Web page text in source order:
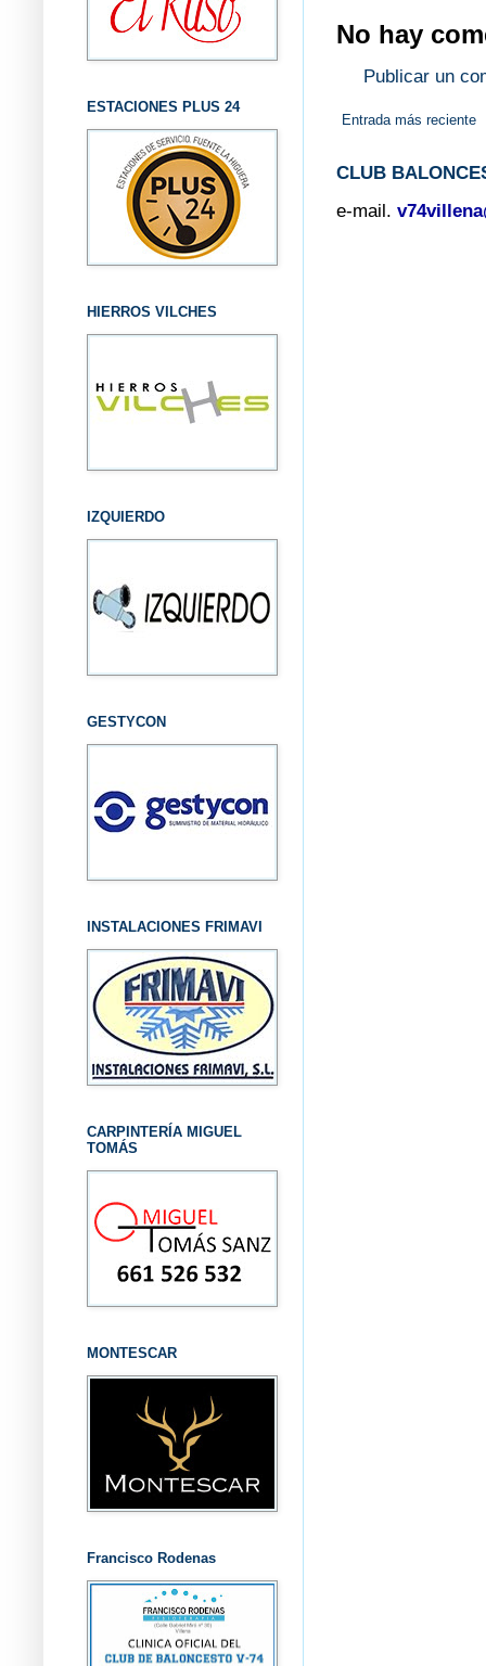
No hay
Publicar un
Entrada más reciente
CLUB
e-mail.
ESTACIONES PLUS 24
HIERROS VILCHES
IZQUIERDO
GESTYCON
INSTALACIONES FRIMAVI
CARPINTERÍA MIGUEL
TOMÁS
MONTESCAR
Francisco Rodenas